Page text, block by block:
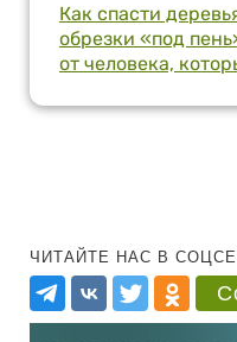
Как спасти
обрезки «под
от человека,
ЧИТАЙТЕ НАС В